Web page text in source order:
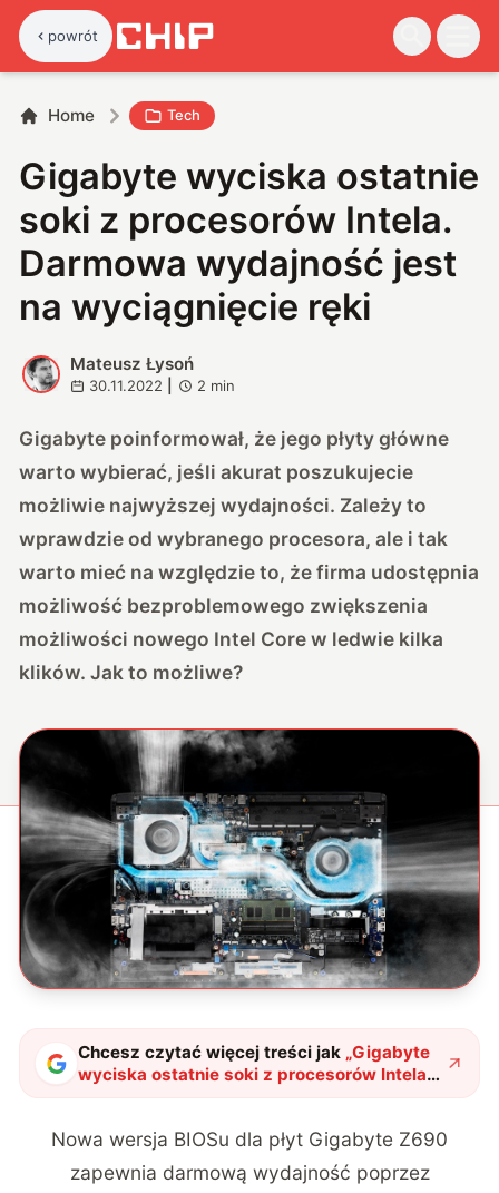
powrót
Home Tech
Gigabyte wyciska ostatnie
soki z procesorów Intela.
Darmowa wydajność jest
na wyciągnięcie ręki
M
Mateusz Łysoń
30.11.2022 2 min
Gigabyte poinformował, że jego płyty główne
warto wybierać, jeśli akurat poszukujecie
możliwie najwyższej wydajności. Zależy to
wprawdzie od wybranego procesora, ale i tak
warto mieć na względzie to, że firma udostępnia
możliwość bezproblemowego zwiększenia
możliwości nowego Intel Core w ledwie kilka
klików. Jak to możliwe?
Chcesz czytać więcej treści jak „Gigabyte
wyciska ostatnie soki z procesorów Intela.
Darmowa wydajność jest na wyciągnięcie
Nowa wersja BIOSu dla płyt Gigabyte Z690
zapewnia darmową wydajność poprzez